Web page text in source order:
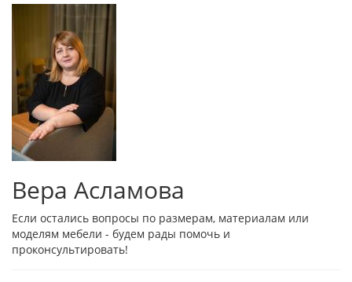
Вера Асламова
Если остались вопросы по размерам, материалам или
моделям мебели - будем рады помочь и
проконсультировать!